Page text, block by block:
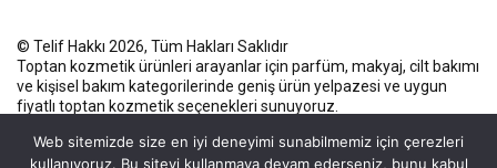
© Telif Hakkı 2026, Tüm Hakları Saklıdır
Toptan kozmetik ürünleri arayanlar için parfüm, makyaj, cilt bakımı
ve kişisel bakım kategorilerinde geniş ürün yelpazesi ve uygun
fiyatlı toptan kozmetik seçenekleri sunuyoruz.
Web sitemizde size en iyi deneyimi sunabilmemiz için çerezleri
kullanıyoruz. Bu siteyi kullanmaya devam ederseniz, bunu kabul